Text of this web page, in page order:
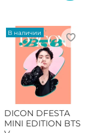
В наличии
DICON DFESTA
MINI EDITION BTS